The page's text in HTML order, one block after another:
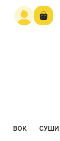
ВОК СУШИ